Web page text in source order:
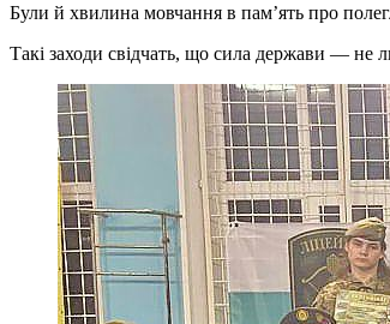
Були й хвилина мовчання в пам’ять про
Такі заходи свідчать, що сила держави — не